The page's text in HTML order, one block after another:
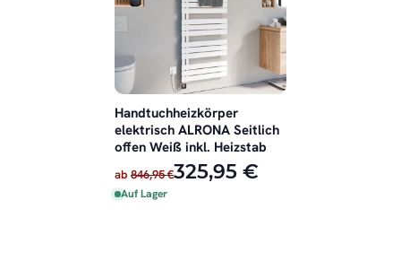
Handtuchheizkörper
elektrisch ALRONA Seitlich
offen Weiß inkl. Heizstab
ab 846,95 €325,95 €
Auf Lager